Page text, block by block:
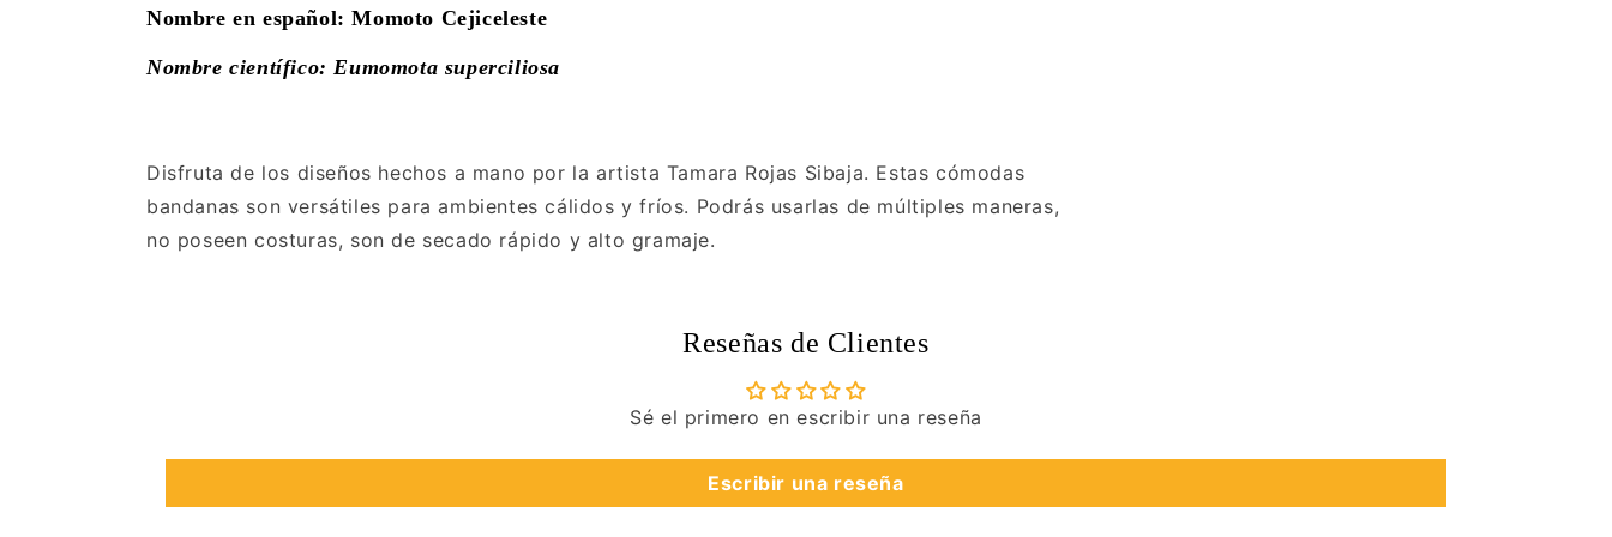
Nombre en español: Momoto Cejiceleste
Nombre científico: Eumomota superciliosa
Disfruta de los diseños hechos a mano por la artista Tamara Rojas Sibaja. Estas cómodas
bandanas son versátiles para ambientes cálidos y fríos. Podrás usarlas de múltiples maneras,
no poseen costuras, son de secado rápido y alto gramaje.
Reseñas de Clientes
Sé el primero en escribir una reseña
Escribir una reseña